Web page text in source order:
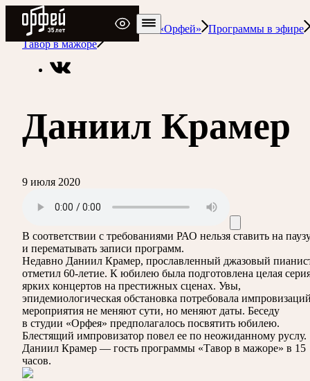
Радио Орфей
Радио классической музыки «Орфей»
Программы в эфире
Тавор в мажоре
Даниил Крамер
9 июля 2020
В соответствии с требованиями РАО нельзя ставить на
и перематывать записи программ.
Недавно Даниил Крамер, прославленный джазовый
отметил 60-летие. К юбилею была подготовлена целая
ярких концертов на престижных сценах. Увы,
эпидемиологическая обстановка потребовала
мероприятия не меняют сути, но меняют даты. Беседу
в студии «Орфея» предполагалось посвятить юбилею.
Блестящий импровизатор повел ее по неожиданному руслу.
Даниил Крамер — гость программы «Тавор в мажоре» в 15
часов.